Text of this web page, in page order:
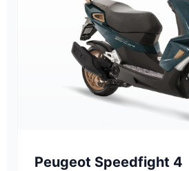
Peugeot Speedfight 4